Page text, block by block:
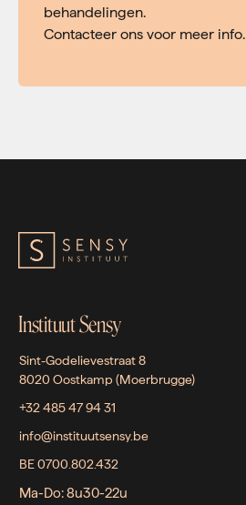
behandelingen.
Contacteer ons voor meer info.
Instituut Sensy
Sint-Godelievestraat 8
8020 Oostkamp (Moerbrugge)
+32 485 47 94 31
info@instituutsensy.be
BE 0700.802.432
Ma-Do: 8u30-22u